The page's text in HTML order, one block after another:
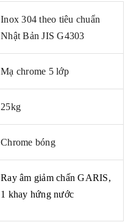
Inox 304 theo tiêu chuẩn
Nhật Bản JIS G4303
Mạ chrome 5 lớp
25kg
Chrome bóng
Ray âm giảm chấn GARIS,
1 khay hứng nước